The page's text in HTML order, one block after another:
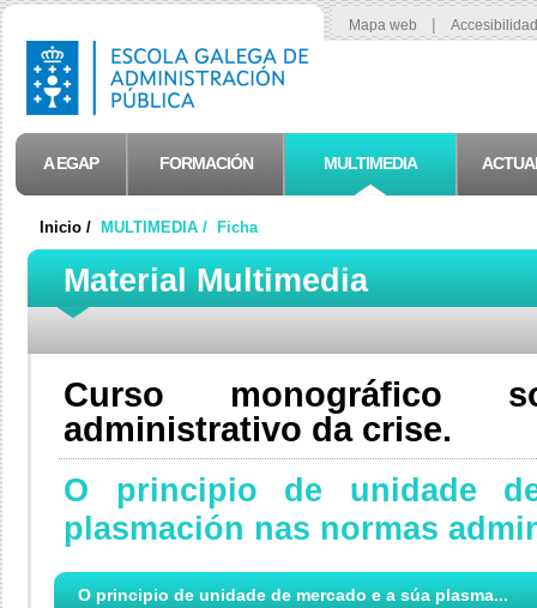
Mapa web |
A EGAP FORMACIÓN MULTIMEDIA
Inicio / MULTIMEDIA / Ficha
Material Multimedia
Curso monográfico
administrativo da crise.
O principio de unidade
plasmación nas normas
O principio de unidade de mercado e a súa plasma...